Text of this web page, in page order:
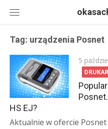
Tag: urządzenia Posnet
Posted
on
5
HS EJ?
Aktualnie w ofercie